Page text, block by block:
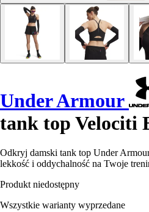
Under Armour
tank top Velociti
Odkryj damski tank top Under
lekkość i oddychalność na Twoje
Produkt niedostępny
Wszystkie warianty wyprzedane